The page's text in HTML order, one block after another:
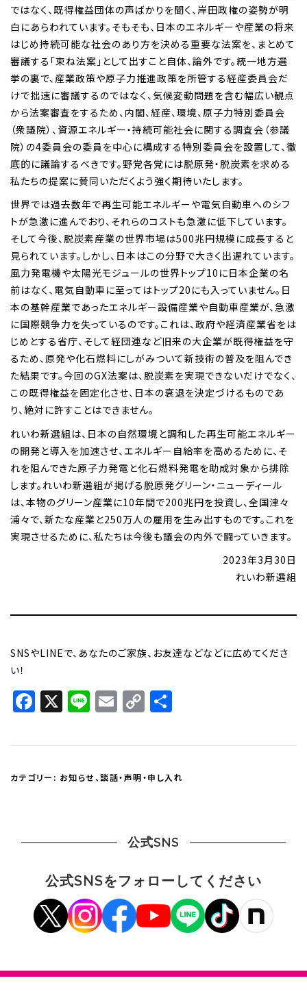
ではなく、既得権益団体の声ばかりを聞く、岸田政権の姿勢が明
白にあらわれています。そもそも、日本のエネルギーや産業の将来
はじめ持続可能な社会のあり方を決める重要な法案を、まとめて
審議する「束ね法案」として出すこと自体、論外です。統一地方選
挙の裏で、産業政策や原子力推進政策を所管する経産委員会だ
けで拙速に審議するのではなく、気候変動問題を含む幅広い観点
から法案審査をするため、内閣、経産、環境、原子力特別委員会
（衆議院）、資源エネルギー・持続可能社会に関する調査会（参議
院）の4委員会の委員を中心に構成する特別委員会を設置して、徹
底的に議論するべきです。野党各党には脱原発・脱炭素を求める
私たちの提案に賛同いただくよう強く期待いたします。
世界では過去数年で再生可能エネルギーや電気自動車へのシフ
トが急激に進んでおり、それらのコストも急激に低下しています。
そして今後、脱炭素産業の世界市場は500兆円規模に成長すると
見られています。しかし、日本はこの分野で大きく出遅れています。
風力発電機や太陽光モジュールの世界トップ10に日本企業の名
前はなく、電気自動車に至ってはトップ20にも入っていません。日
本の基幹産業であったエネルギー設備産業や自動車産業が、急激
に国際競争力を失っているのです。これは、政府や経済産業省をは
じめとする省庁、そして経団連など旧来の大企業が既得権益を守
るため、原発や化石燃料にしがみついて新技術の普及を阻んでき
た結果です。今回のGX法案は、脱炭素を実現できないだけでなく、
この既得権益を固定化させ、日本の衰退を決定づけるものであ
り、絶対に許すことはできません。
れいわ新選組は、日本の自然環境と調和した再生可能エネルギー
の開発と導入を加速させ、エネルギー自給率を高めるために、そ
れを阻んできた原子力発電と化石燃料発電を助成対象から排除
します。れいわ新選組が掲げる脱原発グリーン・ニューディール
は、本物のグリーン産業に10年間で200兆円を投資し、全国津々
浦々で、新たな産業と250万人の雇用を生み出すものです。これを
実現させるために、私たちは今後も議会の内外で闘っていきます。
2023年3月30日
れいわ新選組
SNSやLINEで、あなたのご家族、お友達などなどに広めてくださ
い！
Facebook
X LineEmail
Copy
カテゴリー: お知らせ、談話・声明・申し入れ
公式SNS
公式SNSをフォローしてください